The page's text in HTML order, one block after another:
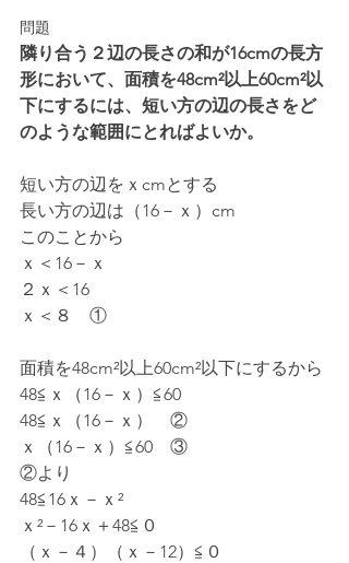
問題
隣り合う２辺の長さの和が16cmの長方
形において、面積を48cm²以上60cm²以
下にするには、短い方の辺の長さをど
のような範囲にとればよいか。
短い方の辺をｘcmとする
長い方の辺は（16－ｘ）cm
このことから
ｘ＜16－ｘ
２ｘ＜16
ｘ＜８　①
面積を48cm²以上60cm²以下にするから
48≦ｘ（16－ｘ）≦60
48≦ｘ（16－ｘ）　②
ｘ（16－ｘ）≦60　③
②より
48≦16ｘ－ｘ²
ｘ²－16ｘ＋48≦０
（ｘ－４）（ｘ－12）≦０